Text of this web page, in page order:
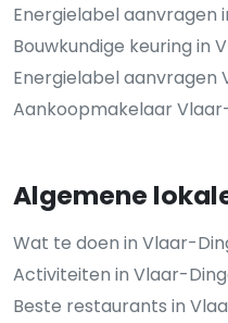
Energielabel aanvragen
Bouwkundige keuring in
Energielabel aanvragen
Aankoopmakelaar
Algemene
Wat te doen in Vlaar-
Activiteiten in Vlaar-
Beste restaurants in